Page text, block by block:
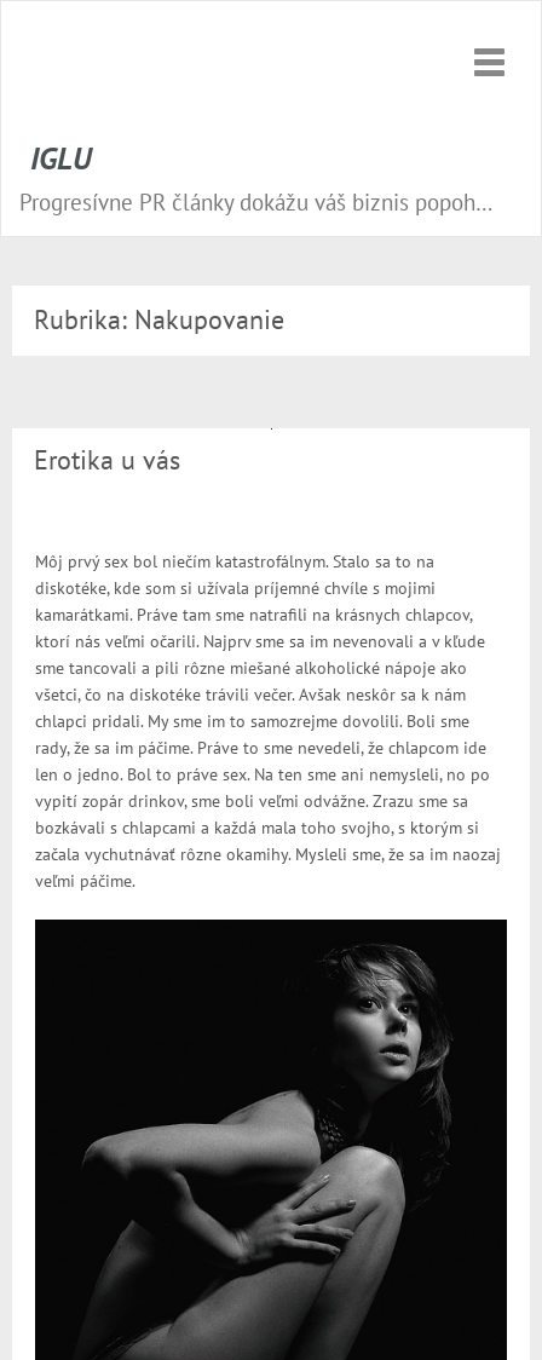
Toggle
IGLU
Progresívne PR články dokážu váš biznis popohnať vesmírnou rýchlosťou vpred. Nepremeškajte tú správnu príležitosť a publikujte na našom webe.
Rubrika: Nakupovanie
Erotika u vás
Môj prvý sex bol niečím katastrofálnym. Stalo sa to na
diskotéke, kde som si užívala príjemné chvíle s mojimi
kamarátkami. Práve tam sme natrafili na krásnych chlapcov,
ktorí nás veľmi očarili. Najprv sme sa im nevenovali a v kľude
sme tancovali a pili rôzne miešané alkoholické nápoje ako
všetci, čo na diskotéke trávili večer. Avšak neskôr sa k nám
chlapci pridali. My sme im to samozrejme dovolili. Boli sme
rady, že sa im páčime. Práve to sme nevedeli, že chlapcom ide
len o jedno. Bol to práve sex. Na ten sme ani nemysleli, no po
vypití zopár drinkov, sme boli veľmi odvážne. Zrazu sme sa
bozkávali s chlapcami a každá mala toho svojho, s ktorým si
začala vychutnávať rôzne okamihy. Mysleli sme, že sa im naozaj
veľmi páčime.